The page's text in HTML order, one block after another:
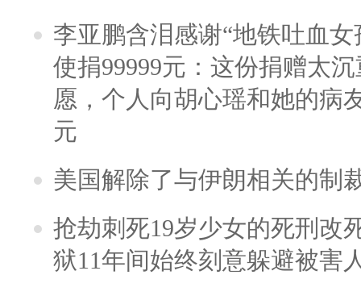
李亚鹏含泪感谢“地铁吐血
使捐99999元：这份捐赠太
愿，个人向胡心瑶和她的病
元
美国解除了与伊朗相关的制
抢劫刺死19岁少女的死刑改
狱11年间始终刻意躲避被害